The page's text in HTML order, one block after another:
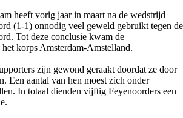
heeft vorig jaar in maart na de wedstrijd
(1-1) onnodig veel geweld gebruikt tegen de
Tot deze conclusie kwam de
korps Amsterdam-Amstelland.
zijn gewond geraakt doordat ze door
Een aantal van hen moest zich onder
In totaal dienden vijftig Feyenoorders een